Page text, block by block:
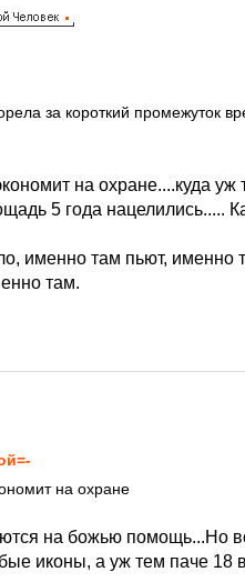
за короткий промежуток
на охране....куда
5 года нацелились.....
именно там пьют, именно
там.
на охране
на божью помощь...Но
иконы, а уж тем паче 18